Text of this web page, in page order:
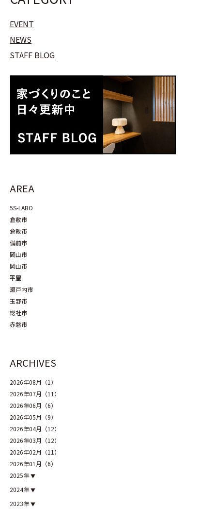
EVENT
NEWS
STAFF BLOG
AREA
5S-LABO
倉敷市
倉敷市
備前市
岡山市
岡山市
平屋
瀬戸内市
玉野市
総社市
赤磐市
ARCHIVES
2026年08月（1）
2026年07月（11）
2026年06月（6）
2026年05月（9）
2026年04月（12）
2026年03月（12）
2026年02月（11）
2026年01月（6）
2025年
2024年
2023年